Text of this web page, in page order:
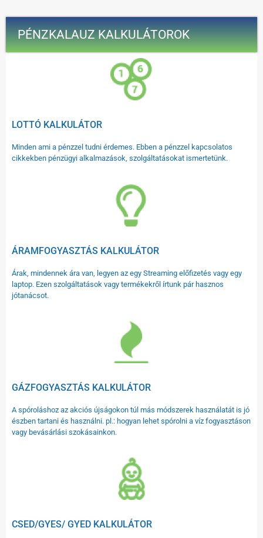
PÉNZKALAUZ KALKULÁTOROK
LOTTÓ KALKULÁTOR
Minden ami a pénzzel tudni érdemes. Ebben a pénzzel kapcsolatos
cikkekben pénzügyi alkalmazások, szolgáltatásokat ismertetünk.
ÁRAMFOGYASZTÁS KALKULÁTOR
Árak, mindennek ára van, legyen az egy Streaming előfizetés vagy egy
laptop. Ezen szolgáltatások vagy termékekről írtunk pár hasznos
jótanácsot.
GÁZFOGYASZTÁS KALKULÁTOR
A spóroláshoz az akciós újságokon túl más módszerek használatát is jó
észben tartani és használni. pl.: hogyan lehet spórolni a víz fogyasztáson
vagy bevásárlási szokásainkon.
CSED/GYES/ GYED KALKULÁTOR